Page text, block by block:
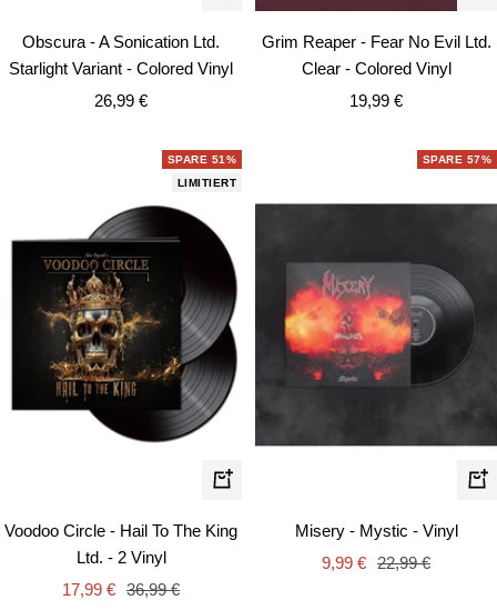
Warenkorb
Obscura - A Sonication Ltd.
Starlight Variant - Colored Vinyl
Angebotspreis
26,99 €
Grim Reaper - Fear No Evil Ltd.
Clear - Colored Vinyl
Angebotspreis
19,99 €
SPARE 51%
LIMITIERT
In
Voodoo Circle - Hail To The King
Ltd. - 2 Vinyl
Angebotspreis
17,99 € Regulärer
36,99 €
SPARE 57%
In
Misery - Mystic - Vinyl
Angebotspreis
9,99 € Regulärer
22,99 €